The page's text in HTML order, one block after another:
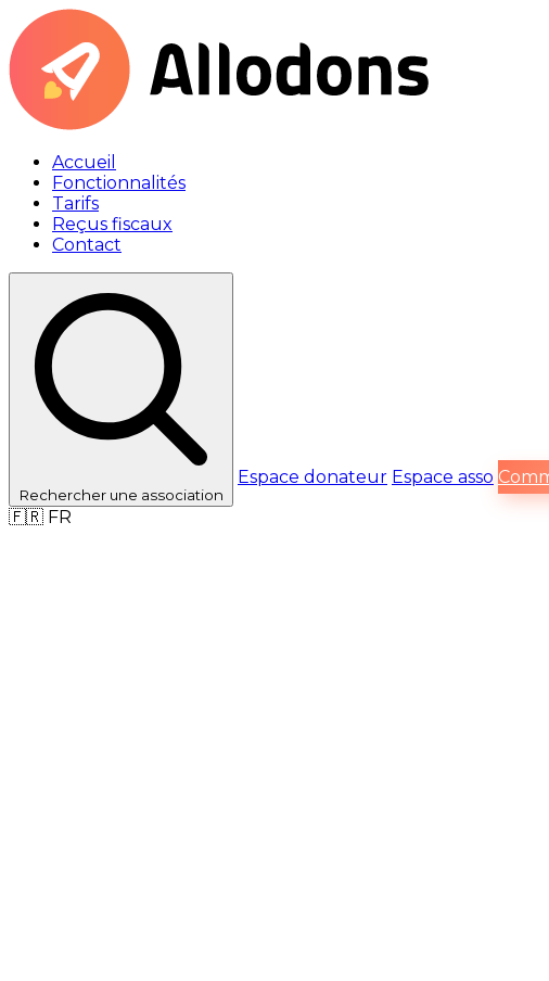
Accueil
Fonctionnalités
Tarifs
Reçus fiscaux
Contact
Rechercherune association
Espace donateur Espace asso
🇫🇷 FR